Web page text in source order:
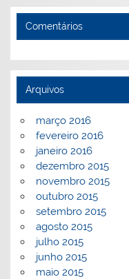
Comentários
Arquivos
março 2016
fevereiro 2016
janeiro 2016
dezembro 2015
novembro 2015
outubro 2015
setembro 2015
agosto 2015
julho 2015
junho 2015
maio 2015